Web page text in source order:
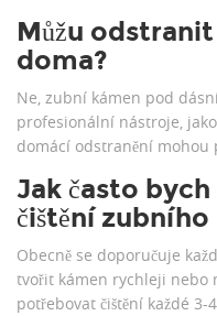
Můžu
doma?
Ne, zubní kámen pod
profesionální nástroje,
domácí odstranění mohou
Jak často
čištění
Obecně se doporučuje
tvořit kámen rychleji nebo
potřebovat čištění každé 3-